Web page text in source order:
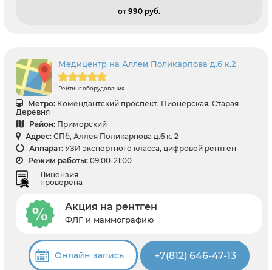
от 990 pуб.
Медицентр на Аллеи Поликарпова д.6 к.2
Рейтинг оборудования
Метро: Комендантский проспект, Пионерская, Старая
Деревня
Район: Приморский
Адрес: СПб, Аллея Поликарпова д.6 к. 2
Аппарат: УЗИ экспертного класса, цифровой рентген
Режим работы: 09:00-21:00
Лицензия
проверена
Акция на рентген
ФЛГ и маммографию
Онлайн запись +7(812) 646-47-13